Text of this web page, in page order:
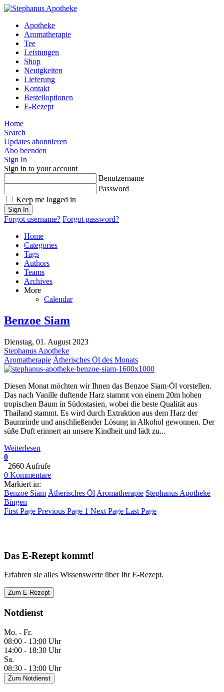
Apotheke
Aromatherapie
Tee
Leistungen
Shop
Neuigkeiten
Lieferung
Kontakt
Bestelloptionen
E-Rezept
Home
Search
Updates abonnieren
Abo beenden
Sign In
Sign in to your account
Benutzername
Password
Keep me logged in
Sign In
Forgot username? Forgot password?
Home
Categories
Tags
Authors
Teams
Archives
More
Calendar
Benzoe Siam
Dienstag, 01. August 2023
Stephanus Apotheke
Aromatherapie Ätherisches Öl des Monats
Diesen Monat möchten wir Ihnen das Benzoe Siam-Öl vorstellen.
Das nach Vanille duftende Harz stammt von einem 20m hohen
tropischen Baum in Südostasien, wobei die beste Qualität aus
Thailand stammt. Es wird durch Extraktion aus dem Harz der
Baumrinde und anschließender Lösung in Alkohol gewonnen. Der
süße Duft erinnert an unsere Kindheit und lädt zu...
Weiterlesen
0
2660 Aufrufe
0 Kommentare
Markiert in:
Benzoe Siam Ätherisches Öl Aromatherapie Stephanus Apotheke
Bingen
First Page Previous Page 1 Next Page Last Page
Das E-Rezept kommt!
Erfahren sie alles Wissenswerte über Ihr E-Rezept.
Zum E-Rezept
Notdienst
Mo. - Fr.
08:00 - 13:00 Uhr
14:00 - 18:30 Uhr
Sa.
08:30 - 13:00 Uhr
Zum Notdienst